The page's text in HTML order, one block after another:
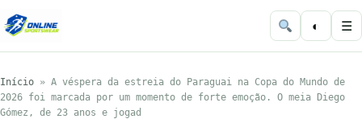
◐ ☰
Início » A véspera da estreia do Paraguai na Copa do Mundo de
2026 foi marcada por um momento de forte emoção. O meia Diego
Gómez, de 23 anos e jogad